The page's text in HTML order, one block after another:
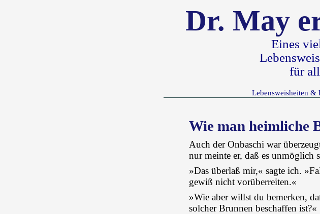
Dr. May
Eines
für
Lebensweisheiten &
Wie man heimliche
Auch der Onbaschi war
nur meinte er, daß es unmöglich
»Das überlaß mir,« sagte ich.
gewiß nicht vorüberreiten.«
»Wie aber willst du bemerken,
solcher Brunnen beschaffen ist?«